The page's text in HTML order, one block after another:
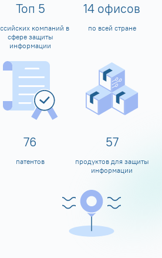
Топ 5
компаний в
сфере защиты
информации
14 офисов
по всей стране
80
патентов
60
продуктов для защиты
информации